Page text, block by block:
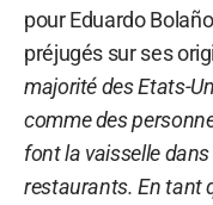
pour Eduardo
préjugés sur ses
majorité des Etats-
comme des
font la vaisselle
restaurants. En tant